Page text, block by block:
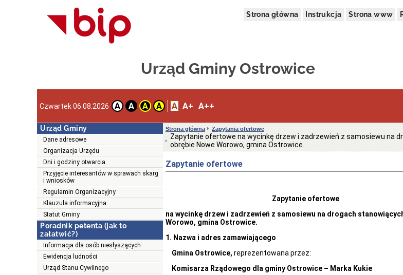
Strona główna Instrukcja Strona www
Urząd Gminy Ostrowice
Czwartek 06.08.2026 A A A A A A+ A++
Urząd Gminy
Dane adresowe
Organizacja Urzędu
Dni i godziny otwarcia
Przyjęcie interesantów w sprawach skarg
i wniosków
Regulamin Organizacyjny
Klauzula informacyjna
Statut Gminy
Poradnik petenta (jak to
załatwić?)
Informacja dla osób niesłyszących
Ewidencja ludności
Urząd Stanu Cywilnego
Strona główna Zapytania ofertowe
Zapytanie ofertowe na wycinkę drzew i zadrzewień z samosiewu na
obrębie Nowe Worowo, gmina Ostrowice.
Zapytanie ofertowe
Zapytanie ofertowe
na wycinkę drzew i zadrzewień z samosiewu na drogach
Worowo, gmina Ostrowice.
1. Nazwa i adres zamawiającego
Gmina Ostrowice, reprezentowana przez:
Komisarza Rządowego dla gminy Ostrowice – Marka Kukie